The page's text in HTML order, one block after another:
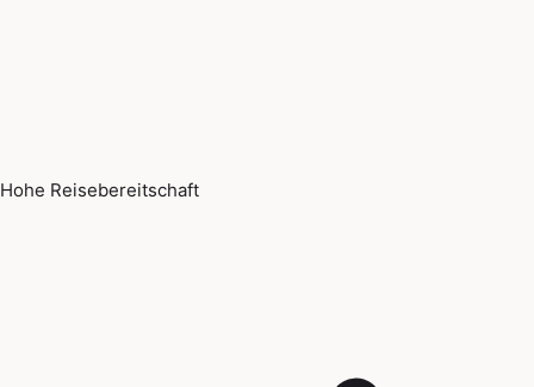
Hohe Reisebereitschaft